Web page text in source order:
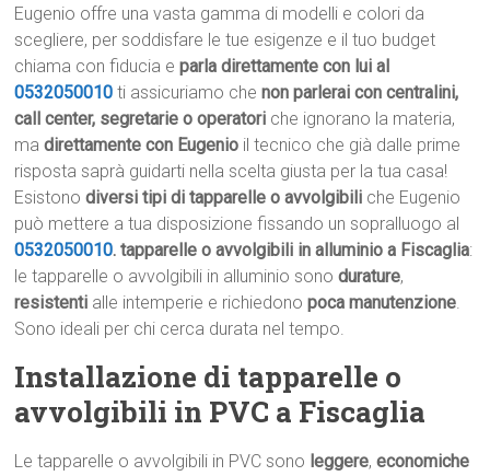
Eugenio offre una vasta gamma di modelli e colori da
scegliere, per soddisfare le tue esigenze e il tuo budget
chiama con fiducia eparla direttamente con lui al
0532050010 ti assicuriamo chenon parlerai con centralini,
call center, segretarie o operatori che ignorano la materia,
madirettamente con Eugenio il tecnico che già dalle prime
risposta saprà guidarti nella scelta giusta per la tua casa!
Esistonodiversi tipi di tapparelle o avvolgibili che Eugenio
può mettere a tua disposizione fissando un sopralluogo al
0532050010. tapparelle o avvolgibili in alluminio a Fiscaglia:
le tapparelle o avvolgibili in alluminio sonodurature,
resistenti alle intemperie e richiedonopoca manutenzione.
Sono ideali per chi cerca durata nel tempo.
Installazione di tapparelle o
avvolgibili in PVC a Fiscaglia
Le tapparelle o avvolgibili in PVC sono leggere,economiche